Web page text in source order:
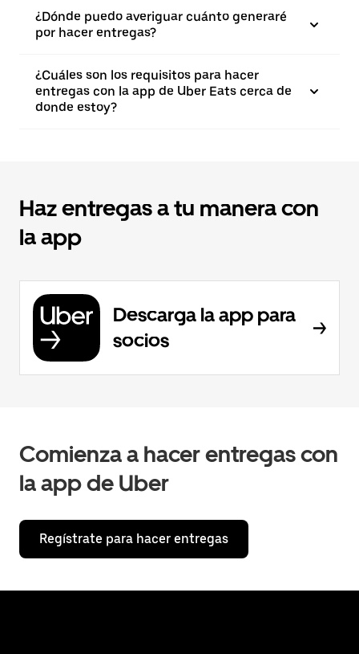
¿Dónde puedo averiguar cuánto generaré
por hacer entregas?
¿Cuáles son los requisitos para hacer
entregas con la app de Uber Eats cerca de
donde estoy?
Haz entregas a tu manera con
la app
Descarga la app para
socios
Comienza a hacer entregas con
la app de Uber
Regístrate para hacer entregas